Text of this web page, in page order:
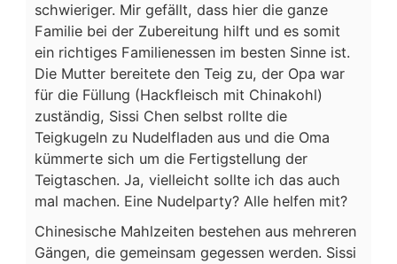
schwieriger. Mir gefällt, dass hier die ganze
Familie bei der Zubereitung hilft und es somit
ein richtiges Familienessen im besten Sinne ist.
Die Mutter bereitete den Teig zu, der Opa war
für die Füllung (Hackfleisch mit Chinakohl)
zuständig, Sissi Chen selbst rollte die
Teigkugeln zu Nudelfladen aus und die Oma
kümmerte sich um die Fertigstellung der
Teigtaschen. Ja, vielleicht sollte ich das auch
mal machen. Eine Nudelparty? Alle helfen mit?
Chinesische Mahlzeiten bestehen aus mehreren
Gängen, die gemeinsam gegessen werden. Sissi